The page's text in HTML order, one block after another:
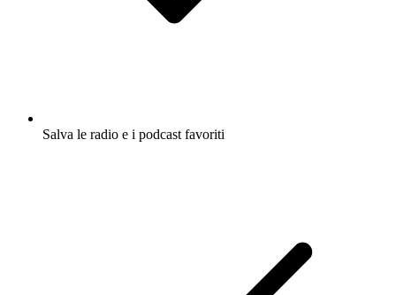
Salva le radio e i podcast favoriti